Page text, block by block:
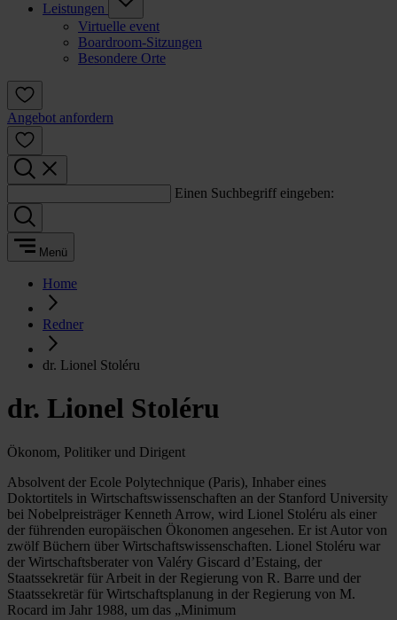
Leistungen
Virtuelle event
Boardroom-Sitzungen
Besondere Orte
Angebot anfordern
Einen Suchbegriff eingeben:
Menü
Home
Redner
dr. Lionel Stoléru
dr. Lionel Stoléru
Ökonom, Politiker und Dirigent
Absolvent der Ecole Polytechnique (Paris), Inhaber eines
Doktortitels in Wirtschaftswissenschaften an der Stanford University
bei Nobelpreisträger Kenneth Arrow, wird Lionel Stoléru als einer
der führenden europäischen Ökonomen angesehen. Er ist Autor von
zwölf Büchern über Wirtschaftswissenschaften. Lionel Stoléru war
der Wirtschaftsberater von Valéry Giscard d’Estaing, der
Staatssekretär für Arbeit in der Regierung von R. Barre und der
Staatssekretär für Wirtschaftsplanung in der Regierung von M.
Rocard im Jahr 1988, um das „Minimum